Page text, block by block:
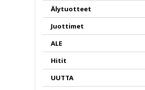
Älytuotteet
Juottimet
ALE
Hitit
UUTTA